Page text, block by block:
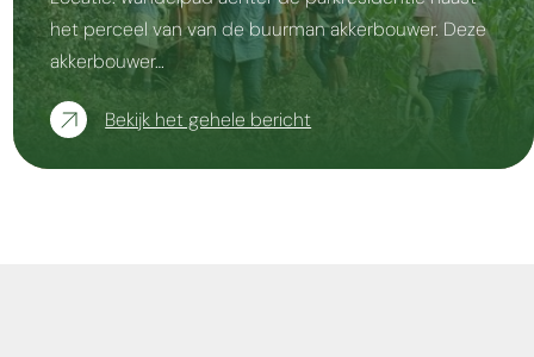
het perceel van van de buurman akkerbouwer. Deze
akkerbouwer…
Bekijk het gehele bericht